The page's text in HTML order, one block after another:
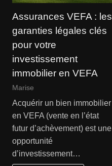
Assurances VEFA : les
garanties légales clés
pour votre
investissement
immobilier en VEFA
Marise
Acquérir un bien immobilier
en VEFA (vente en l’état
futur d’achèvement) est une
opportunité
d’investissement…